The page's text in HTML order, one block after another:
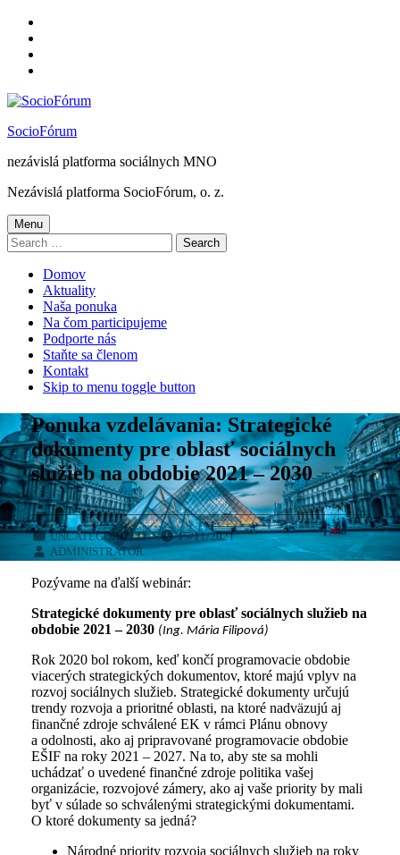
sidebar
SocioFórum
nezávislá platforma sociálnych MNO
Nezávislá platforma SocioFórum, o. z.
Menu
Search
for:
Domov
Aktuality
Naša ponuka
Na čom participujeme
Podporte nás
Staňte sa členom
Kontakt
Skip to menu toggle button
Ponuka vzdelávania: Strategické
dokumenty pre oblasť sociálnych
služieb na obdobie 2021 – 2030
CATEGORIZED IN:
UNCATEGORIZED
POSTED ON:
15/11/2021
WRITTEN BY:
ADMINISTRATOR
Pozývame na ďalší webinár:
Strategické dokumenty pre oblasť sociálnych služieb na
obdobie 2021 – 2030 (Ing. Mária Filipová)
Rok 2020 bol rokom, keď končí programovacie obdobie
viacerých strategických dokumentov, ktoré majú vplyv na
rozvoj sociálnych služieb. Strategické dokumenty určujú
trendy rozvoja a prioritné oblasti, na ktoré nadväzujú aj
finančné zdroje schválené EK v rámci Plánu obnovy
a odolnosti, ako aj pripravované programovacie obdobie
EŠIF na roky 2021 – 2027. Na to, aby ste sa mohli
uchádzať o uvedené finančné zdroje politika vašej
organizácie, rozvojové zámery, ako aj vaše priority by mali
byť v súlade so schválenými strategickými dokumentami.
O ktoré dokumenty sa jedná?
Národné priority rozvoja sociálnych služieb na roky